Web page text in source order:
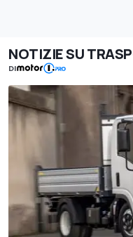
NOTIZIE SU
DI